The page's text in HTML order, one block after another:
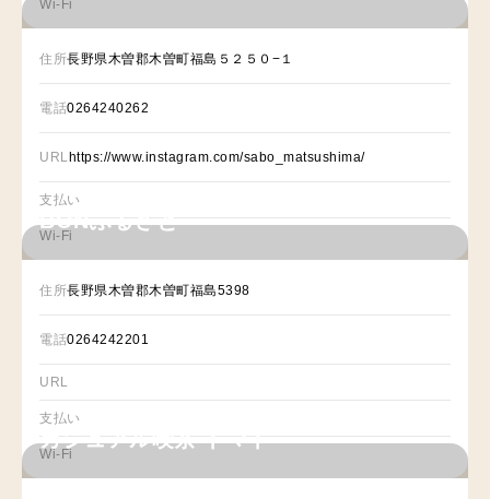
Wi-Fi
住所長野県木曽郡木曽町福島５２５０−１
電話0264240262
URLhttps://www.instagram.com/sabo_matsushima/
支払い
Wi-Fi
BONふるさと
住所長野県木曽郡木曽町福島5398
電話0264242201
URL
支払い
Wi-Fi
カジュアル喫茶 トマト